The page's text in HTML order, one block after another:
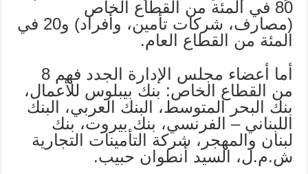
80 في المئة من القطاع الخاص
(مصارف، شركات تأمين، وأفراد) و20 في
المئة من القطاع العام.
أما أعضاء مجلس الإدارة الجدد فهم 8
من القطاع الخاص: بنك بيبلوس للأعمال،
بنك البحر المتوسط، البنك العربي، البنك
اللبناني – الفرنسي، بنك بيروت، بنك
لبنان والمهجر، شركة التأمينات التجارية
ش.م.ل، السيد أنطوان حبيب.